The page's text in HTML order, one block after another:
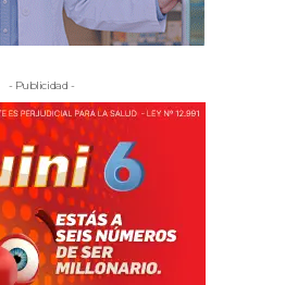
- Publicidad -